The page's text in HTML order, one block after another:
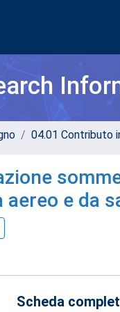
04.01 Contributo
e da
Scheda